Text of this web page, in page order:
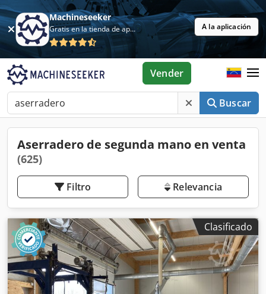
Machineseeker
Gratis en la tienda de aplicaciones A la aplicación
Buscar
Vender
Aserradero de segunda mano en venta
(625)
Filtro Relevancia
Clasificado